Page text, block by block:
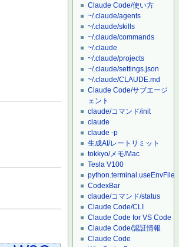
Claude Code/使い方
~/.claude/agents
~/.claude/skills
~/.claude/commands
~/.claude
~/.claude/projects
~/.claude/settings.json
~/.claude/CLAUDE.md
Claude Code/サブエージ
ェント
claude/コマンド/init
claude
claude -p
生成AI/レートリミット
tokkyo/メモ/Mac
Tesla V100
python.terminal.useEnvFile
CodexBar
claude/コマンド/status
Claude Code/CLI
Claude Code for VS Code
Claude Code/認証情報
Claude Code